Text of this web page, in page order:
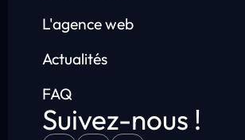
L'agence web
Actualités
FAQ
Suivez-nous !